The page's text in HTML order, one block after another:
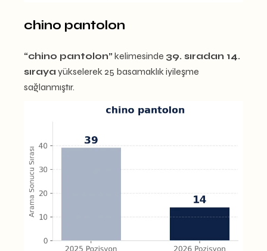
chino pantolon
“chino pantolon” kelimesinde 39. sıradan 14.
sıraya yükselerek 25 basamaklık iyileşme
sağlanmıştır.